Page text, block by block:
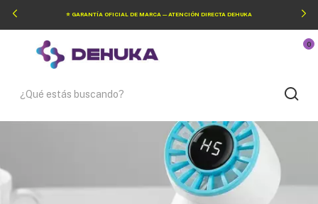
⭐ GARANTÍA OFICIAL DE MARCA — ATENCIÓN DIRECTA DEHUKA
0